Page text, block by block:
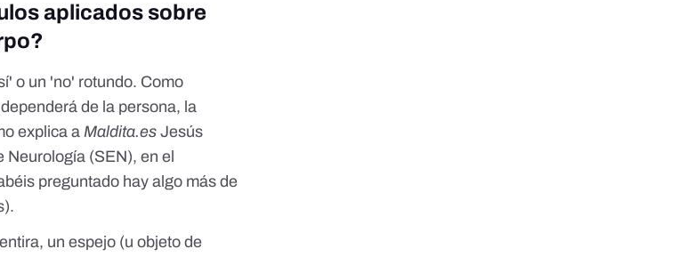
aplicados sobre
o un 'no' rotundo. Como
de la persona, la
explica aMaldita.esJesús
(SEN), en el
preguntado hay algo más de
un espejo (u objeto de